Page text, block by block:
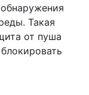
Такая
от пуша